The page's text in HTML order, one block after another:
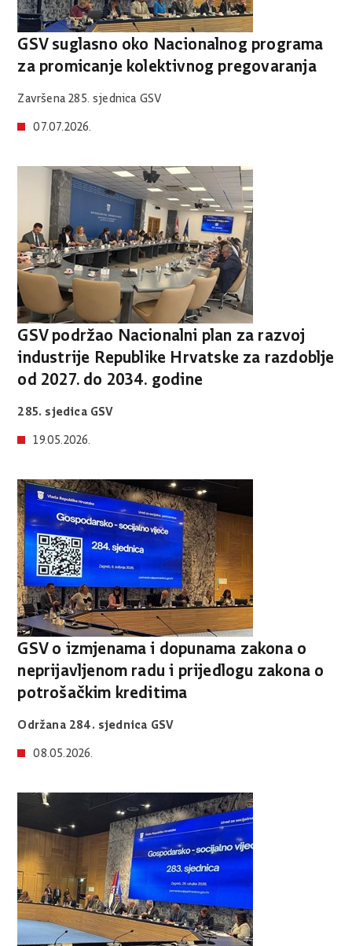
GSV suglasno oko Nacionalnog programa
za promicanje kolektivnog pregovaranja
Završena 285. sjednica GSV
07.07.2026.
GSV podržao Nacionalni plan za razvoj
industrije Republike Hrvatske za razdoblje
od 2027. do 2034. godine
285. sjedica GSV
19.05.2026.
GSV o izmjenama i dopunama zakona o
neprijavljenom radu i prijedlogu zakona o
potrošačkim kreditima
Održana 284. sjednica GSV
08.05.2026.